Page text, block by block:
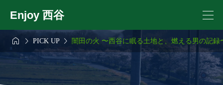
Enjoy 西谷
  PICK UP  闇田の火 〜西谷に眠る土地と、燃える男の記録